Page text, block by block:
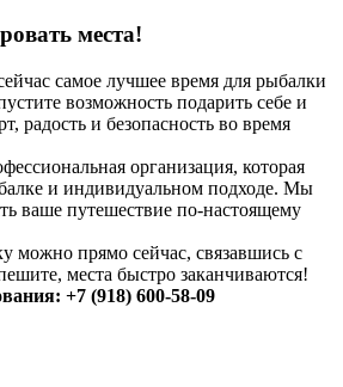
места!
самое лучшее время для рыбалки
возможность подарить себе и
радость и безопасность во время
организация, которая
и индивидуальном подходе. Мы
ваше путешествие по-настоящему
можно прямо сейчас, связавшись с
места быстро заканчиваются!
+7 (918) 600-58-09